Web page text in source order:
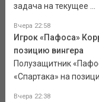
задача на текущее ...
Вчера 22:58
Игрок «Пафоса»
позицию вингера
Полузащитник
«Спартака» на
Вчера 22:38